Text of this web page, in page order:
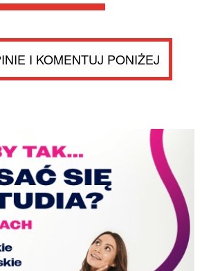
I KOMENTUJ PONIŻEJ